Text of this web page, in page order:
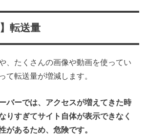
転送量
、たくさんの画像や動画を使ってい
て転送量が増減します。
バーでは、アクセスが増えてきた時
りすぎてサイト自体が表示できなく
があるため、危険です。